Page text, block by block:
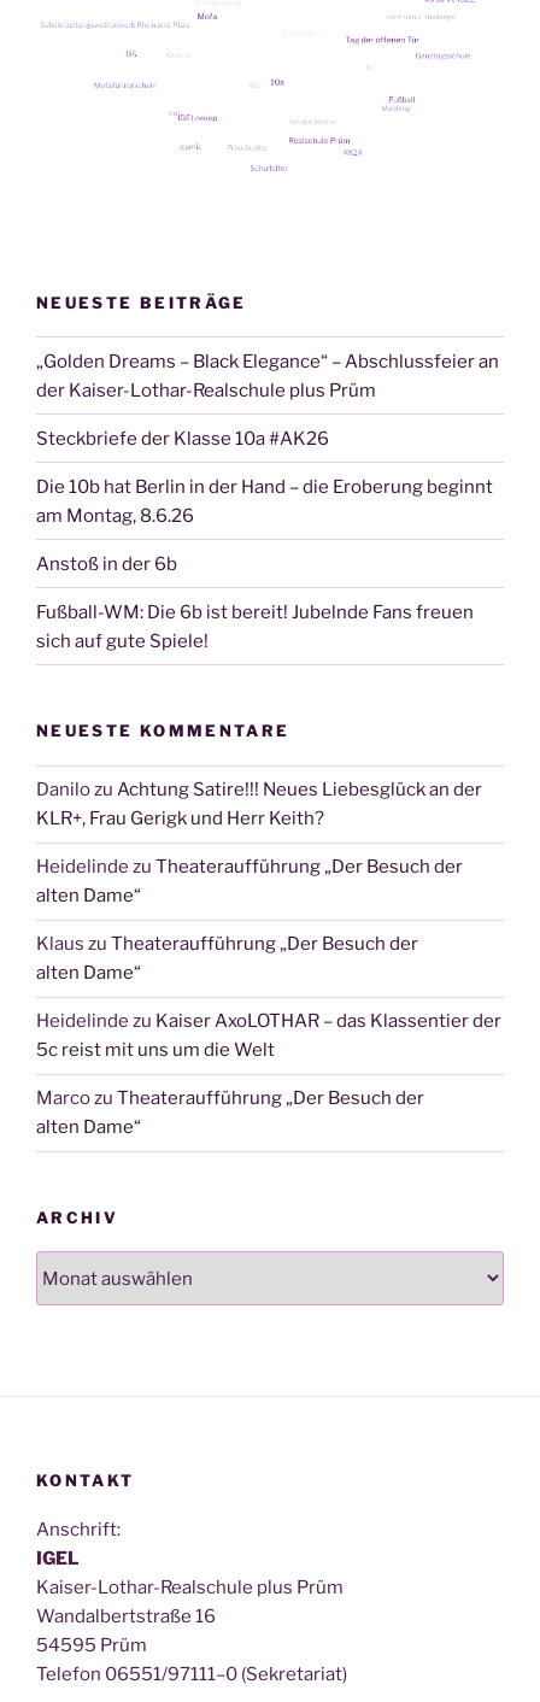
NEUESTE BEITRÄGE
„Golden Dreams – Black Elegance“ – Abschlussfeier an
der Kaiser-Lothar-Realschule plus Prüm
Steckbriefe der Klasse 10a #AK26
Die 10b hat Berlin in der Hand – die Eroberung beginnt
am Montag, 8.6.26
Anstoß in der 6b
Fußball-WM: Die 6b ist bereit! Jubelnde Fans freuen
sich auf gute Spiele!
NEUESTE KOMMENTARE
Danilozu Achtung Satire!!! Neues Liebesglück an der
KLR+, Frau Gerigk und Herr Keith?
Heidelinde zu Theateraufführung „Der Besuch der
alten Dame“
Klaus zu Theateraufführung „Der Besuch der
alten Dame“
Heidelinde zu Kaiser AxoLOTHAR – das Klassentier der
5c reist mit uns um die Welt
Marcozu Theateraufführung „Der Besuch der
alten Dame“
ARCHIV
KONTAKT
Anschrift:
IGEL
Kai­ser-Lothar-Real­schu­le plus Prüm
Wan­dal­bert­stra­ße 16
54595 Prüm
Tele­fon 06551/97111–0 (Sekre­ta­ri­at)